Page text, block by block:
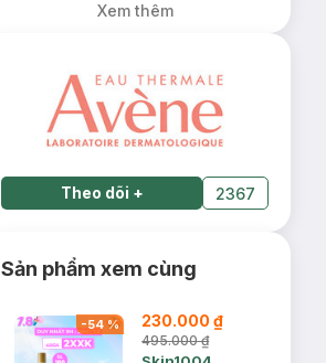
Xem thêm
Theo dõi + 2367
Sản phẩm xem cùng
-54% 230.000 ₫
495.000 ₫